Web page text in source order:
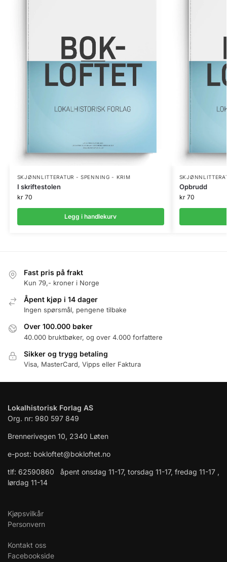
SKJØNNLITTERATUR - SPENNING - KRIM
I skriftestolen
kr70
Legg i handlekurv
Opbrudd
kr70
Fast pris på frakt
Kun 79,- kroner i Norge
Åpent kjøp i 14 dager
Ingen spørsmål, pengene tilbake
Over 100.000 bøker
40.000 bruktbøker, og over 4.000 forfattere
Sikker og trygg betaling
Visa, MasterCard, Vipps eller Faktura
Lokalhistorisk Forlag AS
Org. nr: 980 597 849
Brennerivegen 10, 2340 Løten
e-post: bokloftet@bokloftet.no
tlf: 62590860 åpent onsdag 11-17, torsdag 11-17, fredag 11-17 ,
lørdag 11-14
Kjøpsvilkår
Personvern
Kontakt oss
Facebookside